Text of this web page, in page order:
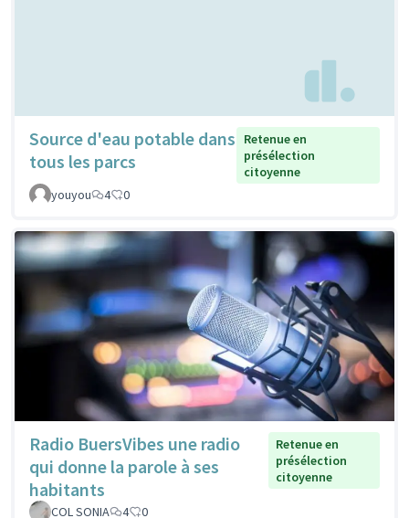
Source d'eau potable dans
tous les parcs
Retenue en
présélection
citoyenne
youyou
4 0
Radio BuersVibes une radio
qui donne la parole à ses
habitants
Retenue en
présélection
citoyenne
COL SONIA 4 0